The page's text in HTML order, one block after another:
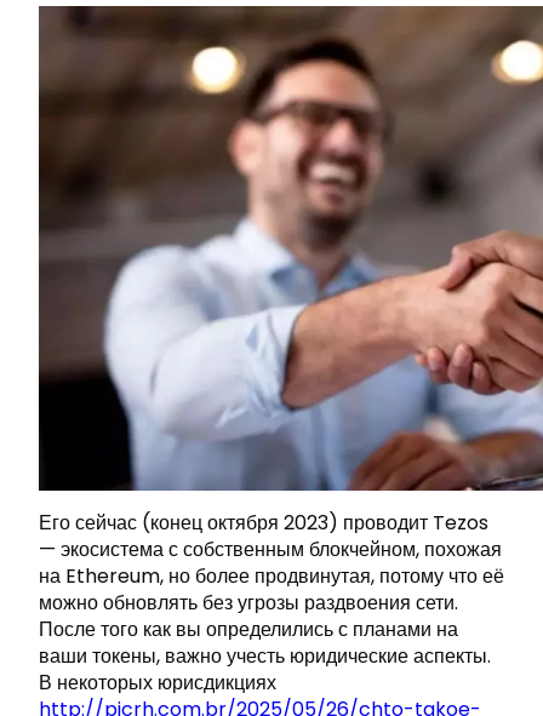
Его сейчас (конец октября 2023) проводит Tezos
— экосистема с собственным блокчейном, похожая
на Ethereum, но более продвинутая, потому что её
можно обновлять без угрозы раздвоения сети.
После того как вы определились с планами на
ваши токены, важно учесть юридические аспекты.
В некоторых юрисдикциях
http://pjcrh.com.br/2025/05/26/chto-takoe-